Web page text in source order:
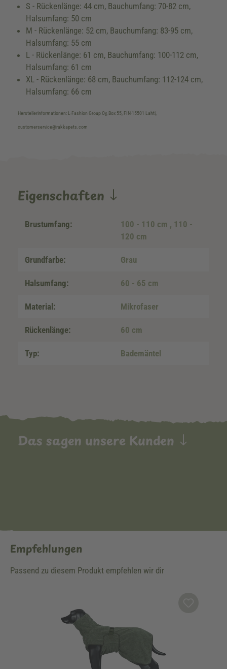
S - Rückenlänge: 44 cm, Bauchumfang: 70-82 cm,
Halsumfang: 50 cm
M - Rückenlänge: 52 cm, Bauchumfang: 83-95 cm,
Halsumfang: 55 cm
L - Rückenlänge: 61 cm, Bauchumfang: 100-112 cm,
Halsumfang: 61 cm
XL - Rückenlänge: 68 cm, Bauchumfang: 112-124 cm,
Halsumfang: 66 cm
Herstellerinformationen: L-Fashion Group Oy, Box 55, FIN-15501 Lahti,
customerservice@rukkapets.com
Eigenschaften
Brustumfang: 100 - 110 cm , 110 -
120 cm
Grundfarbe: Grau
Halsumfang: 60 - 65 cm
Material: Mikrofaser
Rückenlänge: 60 cm
Typ: Bademäntel
Das sagen unsere Kunden
Empfehlungen
Passend zu diesem Produkt empfehlen wir dir